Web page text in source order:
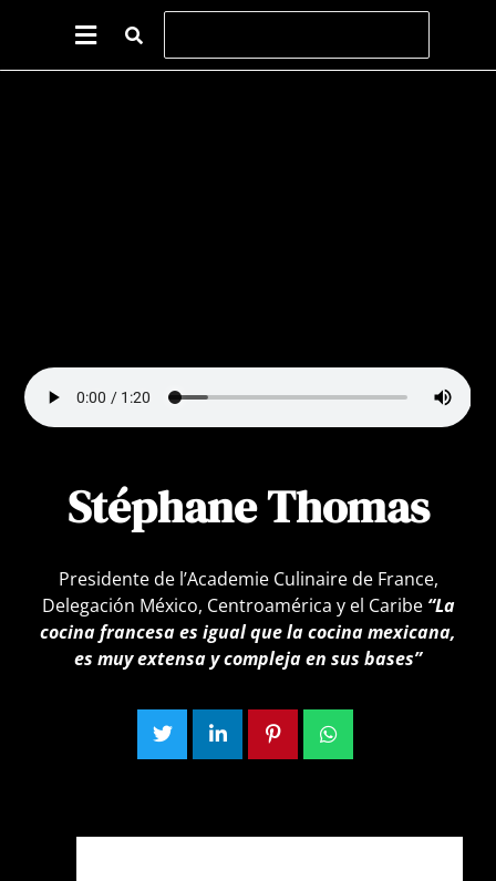
Stéphane Thomas
Presidente de l’Academie Culinaire de France,
Delegación México, Centroamérica y el Caribe “La
cocina francesa es igual que la cocina mexicana,
es muy extensa y compleja en sus bases”